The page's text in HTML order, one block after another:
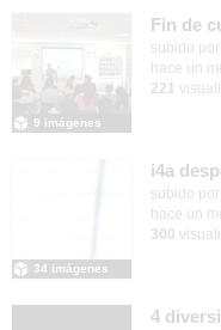
subido por
9 imágenes
hace un
221
i4a
Contenido
subido por
34 imágenes
hace un
300
4